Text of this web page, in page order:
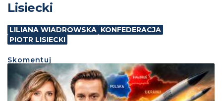
Lisiecki
LILIANA WIADROWSKA KONFEDERACJA
PIOTR LISIECKI
Skomentuj